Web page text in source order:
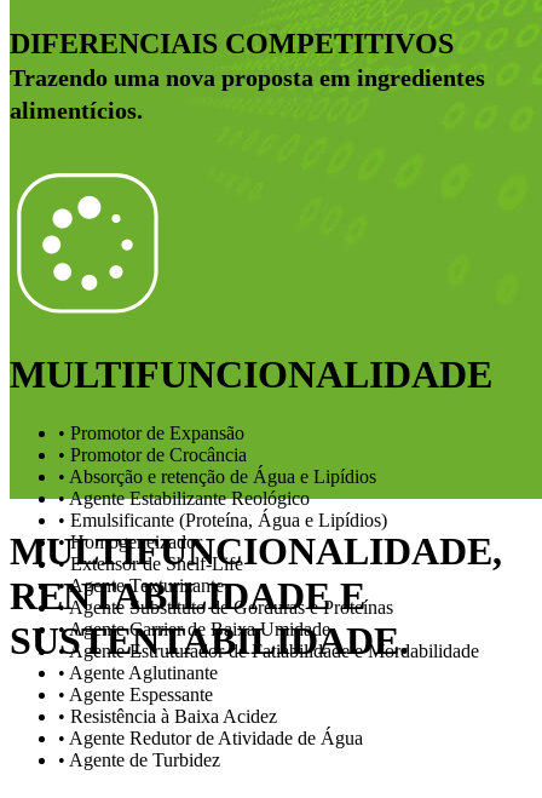
MULTIFUNCIONALIDADE,
RENTABILIDADE E
SUSTENTABILIDADE.
DIFERENCIAIS COMPETITIVOS
Trazendo uma nova proposta em ingredientes
alimentícios.
MULTIFUNCIONALIDADE
• Promotor de Expansão
• Promotor de Crocância
• Absorção e retenção de Água e Lipídios
• Agente Estabilizante Reológico
• Emulsificante (Proteína, Água e Lipídios)
• Homogeneizador
• Extensor de Shelf-Life
• Agente Texturizante
• Agente Substituto de Gorduras e Proteínas
• Agente Carrier de Baixa Umidade
• Agente Estruturador de Fatiabilidade e Mordabilidade
• Agente Aglutinante
• Agente Espessante
• Resistência à Baixa Acidez
• Agente Redutor de Atividade de Água
• Agente de Turbidez